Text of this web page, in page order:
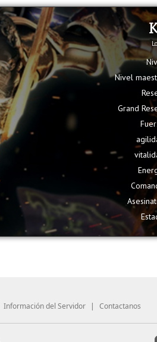
Nivel
Grand
Información del Servidor | Contactanos